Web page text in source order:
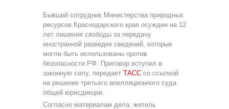
Бывший сотрудник Министерства природных
ресурсов Краснодарского края осужден на 12
лет лишения свободы за передачу
иностранной разведке сведений, которые
могли быть использованы против
безопасности РФ. Приговор вступил в
законную силу, передает ТАСС со ссылкой
на решение третьего апелляционного суда
общей юрисдикции.
Согласно материалам дела, житель